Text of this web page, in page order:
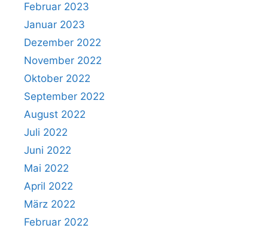
Februar 2023
Januar 2023
Dezember 2022
November 2022
Oktober 2022
September 2022
August 2022
Juli 2022
Juni 2022
Mai 2022
April 2022
März 2022
Februar 2022